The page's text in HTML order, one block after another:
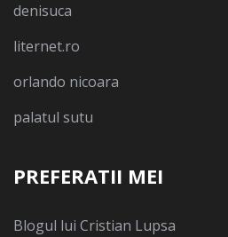
denisuca
liternet.ro
orlando nicoara
palatul sutu
PREFERATII MEI
Blogul lui Cristian Lupsa